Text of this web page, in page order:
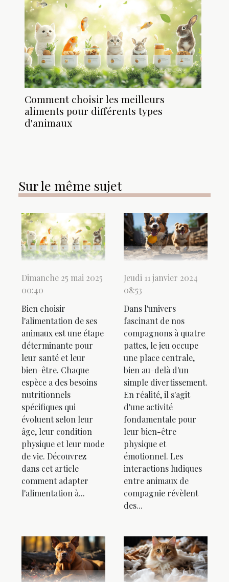
Comment choisir les meilleurs
aliments pour différents types
d'animaux
Sur le même sujet
Dimanche 25 mai 2025
00:40
Bien choisir
l'alimentation de ses
animaux est une étape
déterminante pour
leur santé et leur
bien-être. Chaque
espèce a des besoins
nutritionnels
spécifiques qui
évoluent selon leur
âge, leur condition
physique et leur mode
de vie. Découvrez
dans cet article
comment adapter
l'alimentation à...
Jeudi 11 janvier 2024
08:53
Dans l'univers
fascinant de nos
compagnons à quatre
pattes, le jeu occupe
une place centrale,
bien au-delà d'un
simple divertissement.
En réalité, il s'agit
d'une activité
fondamentale pour
leur bien-être
physique et
émotionnel. Les
interactions ludiques
entre animaux de
compagnie révèlent
des...